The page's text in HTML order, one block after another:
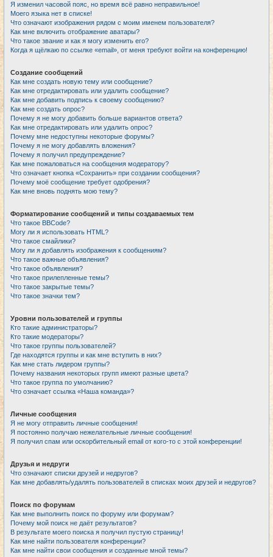
Я изменил часовой пояс, но время всё равно неправильное!
Моего языка нет в списке!
Что означают изображения рядом с моим именем пользователя?
Как мне включить отображение аватары?
Что такое звание и как я могу изменить его?
Когда я щёлкаю по ссылке «email», от меня требуют войти на конференцию!
Создание сообщений
Как мне создать новую тему или сообщение?
Как мне отредактировать или удалить сообщение?
Как мне добавить подпись к своему сообщению?
Как мне создать опрос?
Почему я не могу добавить больше вариантов ответа?
Как мне отредактировать или удалить опрос?
Почему мне недоступны некоторые форумы?
Почему я не могу добавлять вложения?
Почему я получил предупреждение?
Как мне пожаловаться на сообщения модератору?
Что означает кнопка «Сохранить» при создании сообщения?
Почему моё сообщение требует одобрения?
Как мне вновь поднять мою тему?
Форматирование сообщений и типы создаваемых тем
Что такое BBCode?
Могу ли я использовать HTML?
Что такое смайлики?
Могу ли я добавлять изображения к сообщениям?
Что такое важные объявления?
Что такое объявления?
Что такое прилепленные темы?
Что такое закрытые темы?
Что такое значки тем?
Уровни пользователей и группы
Кто такие администраторы?
Кто такие модераторы?
Что такое группы пользователей?
Где находятся группы и как мне вступить в них?
Как мне стать лидером группы?
Почему названия некоторых групп имеют разные цвета?
Что такое группа по умолчанию?
Что означает ссылка «Наша команда»?
Личные сообщения
Я не могу отправить личные сообщения!
Я постоянно получаю нежелательные личные сообщения!
Я получил спам или оскорбительный email от кого-то с этой конференции!
Друзья и недруги
Что означают списки друзей и недругов?
Как мне добавлять/удалять пользователей в списках моих друзей и недругов?
Поиск по форумам
Как мне выполнить поиск по форуму или форумам?
Почему мой поиск не даёт результатов?
В результате моего поиска я получил пустую страницу!
Как мне найти пользователя конференции?
Как мне найти свои сообщения и созданные мной темы?